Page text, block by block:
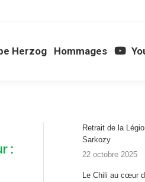
Herzog Hommages
:
Retrait de la
Sarkozy
22 octobre 2025
Le Chili au cœur